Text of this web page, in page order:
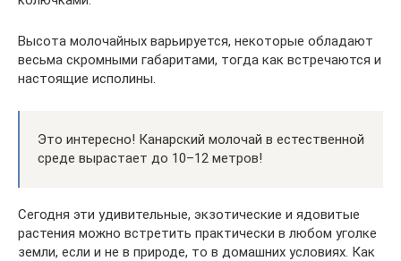
Высота молочайных варьируется, некоторые обладают
весьма скромными габаритами, тогда как встречаются и
настоящие исполины.
Это интересно! Канарский молочай в естественной
среде вырастает до 10–12 метров!
Сегодня эти удивительные, экзотические и ядовитые
растения можно встретить практически в любом уголке
земли, если и не в природе, то в домашних условиях. Как